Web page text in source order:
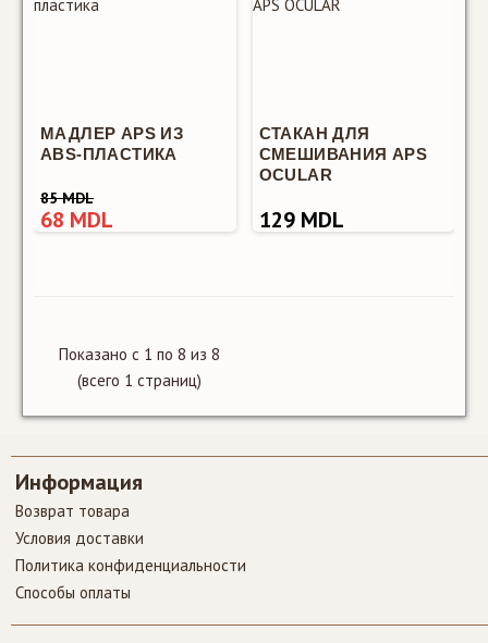
Темпер APS с
400 MDL
МАДЛЕР APS ИЗ
ABS-ПЛАСТИКА
85 MDL
68 MDL
СТАКАН ДЛЯ
СМЕШИВАНИЯ APS
OCULAR
129 MDL
Показано с 1 по 8 из 8
(всего 1 страниц)
Информация
Возврат товара
Условия доставки
Политика конфиденциальности
Способы оплаты